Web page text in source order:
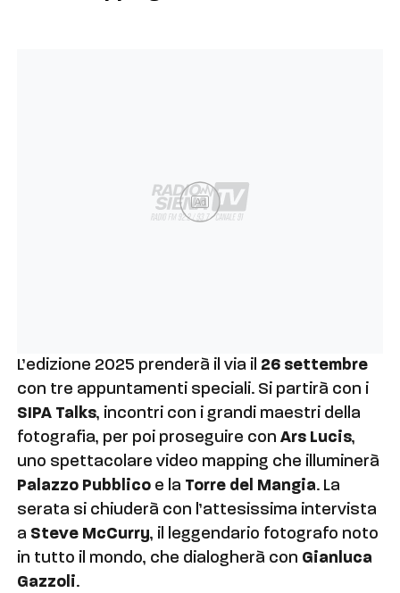
Ad
L’edizione 2025 prenderà il via il 26 settembre
con tre appuntamenti speciali. Si partirà con i
SIPA Talks, incontri con i grandi maestri della
fotografia, per poi proseguire conArs Lucis,
uno spettacolare video mapping che illuminerà
Palazzo Pubblico e la Torre del Mangia. La
serata si chiuderà con l’attesissima intervista
a Steve McCurry, il leggendario fotografo noto
in tutto il mondo, che dialogherà con Gianluca
Gazzoli.